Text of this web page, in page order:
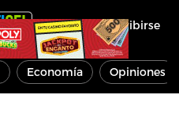
Inscribirse
Economía Opiniones